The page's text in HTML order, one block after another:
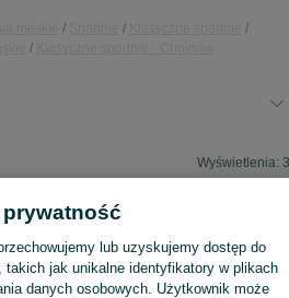
Wyświetlenia:
na OLX, aby skontaktować się z
prywatność
lub uzyskujemy dostęp do
takich jak unikalne identyfikatory w plikach
danych osobowych. Użytkownik może